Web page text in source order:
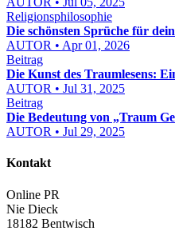
Religionsphilosophie
Die schönsten Sprüche für
AUTOR • Apr 01, 2026
Beitrag
Die Kunst des Traumlesens:
AUTOR • Jul 31, 2025
Beitrag
Die Bedeutung von „Traum
AUTOR • Jul 29, 2025
Kontakt
Online PR
Nie Dieck
18182 Bentwisch